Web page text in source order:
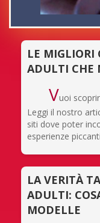
LE MIGLIORI
ADULTI CHE
Vuoi
Leggi il nostro
siti dove poter
esperienze
LA VERITÀ
ADULTI:
MODELLE